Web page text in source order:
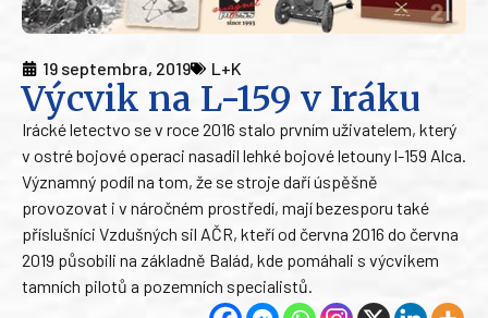
19 septembra, 2019 L+K
Výcvik na L-159 v Iráku
Irácké letectvo se v roce 2016 stalo prvním uživatelem, který
v ostré bojové operaci nasadil lehké bojové letouny l-159 Alca.
Významný podíl na tom, že se stroje daří úspěšně
provozovat i v náročném prostředí, mají bezesporu také
příslušníci Vzdušných sil AČR, kteří od června 2016 do června
2019 působili na základně Balád, kde pomáhali s výcvikem
tamních pilotů a pozemních specialistů.